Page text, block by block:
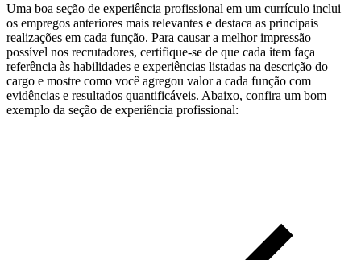
Uma boa seção de experiência profissional em um currículo inclui
os empregos anteriores mais relevantes e destaca as principais
realizações em cada função. Para causar a melhor impressão
possível nos recrutadores, certifique-se de que cada item faça
referência às habilidades e experiências listadas na descrição do
cargo e mostre como você agregou valor a cada função com
evidências e resultados quantificáveis. Abaixo, confira um bom
exemplo da seção de experiência profissional: